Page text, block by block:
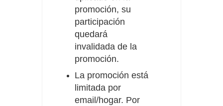
promoción, su
participación
quedará
invalidada de la
promoción.
La promoción está
limitada por
email/hogar. Por